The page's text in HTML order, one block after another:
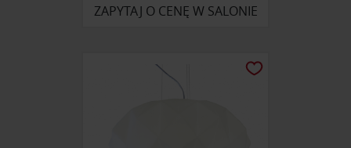
otrzymanymi od Ciebie lub uzyskanymi podczas
ZAPYTAJ O CENĘ W SALONIE